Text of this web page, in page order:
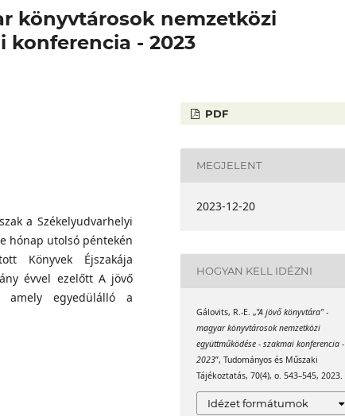
könyvtárosok nemzetközi
konferencia - 2023
a Székelyudvarhelyi
hónap utolsó péntekén
Könyvek Éjszakája
évvel ezelőtt A jövő
amely egyedülálló a
PDF
MEGJELENT
2023-12-20
HOGYAN KELL IDÉZNI
Gálovits, R.-E. „"A jövő könyvtára" -
magyar könyvtárosok nemzetközi
együttműködése - szakmai konferencia -
2023”, Tudományos és Műszaki
Tájékoztatás, 70(4), o. 543–545, 2023.
Idézet formátumok